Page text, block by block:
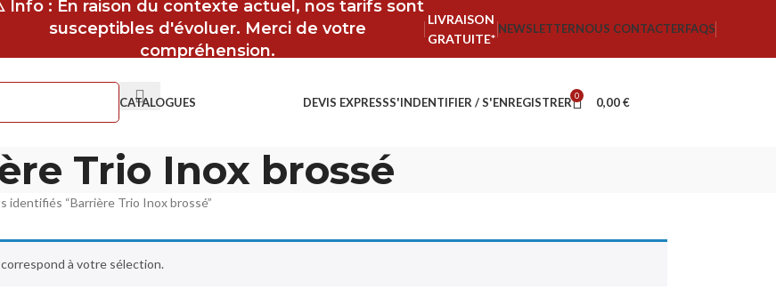
Info : En raison du contexte actuel, nos tarifs sont
susceptibles d'évoluer. Merci de votre
compréhension.
LIVRAISON
GRATUITE*
NEWSLETTERNOUS CONTACTERFAQS
CATALOGUES DEVIS EXPRESSS'INDENTIFIER / S'ENREGISTRER 0 0,00€
Trio Inox brossé
identifiés “Barrière Trio Inox brossé”
à votre sélection.